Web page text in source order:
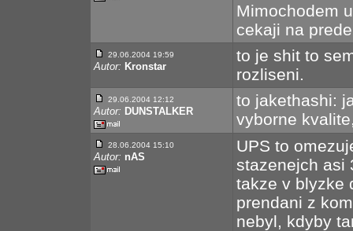
Mimochodem
cekaji na
29.06.2004 19:59
Autor: Kronstar
to je shit to
rozliseni.
29.06.2004 12:12
Autor: DUNSTALKER
to jakethashi:
vyborne
28.06.2004 15:10
Autor: nAS
UPS to
stazenejch asi
takze v blyzke
prendani z
nebyl, kdyby